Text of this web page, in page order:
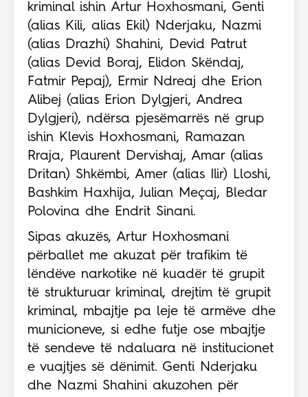
kriminal ishin Artur Hoxhosmani, Genti
(alias Kili, alias Ekil) Nderjaku, Nazmi
(alias Drazhi) Shahini, Devid Patrut
(alias Devid Boraj, Elidon Skëndaj,
Fatmir Pepaj), Ermir Ndreaj dhe Erion
Alibej (alias Erion Dylgjeri, Andrea
Dylgjeri), ndërsa pjesëmarrës në grup
ishin Klevis Hoxhosmani, Ramazan
Rraja, Plaurent Dervishaj, Amar (alias
Dritan) Shkëmbi, Amer (alias Ilir) Lloshi,
Bashkim Haxhija, Julian Meçaj, Bledar
Polovina dhe Endrit Sinani.
Sipas akuzës, Artur Hoxhosmani
përballet me akuzat për trafikim të
lëndëve narkotike në kuadër të grupit
të strukturuar kriminal, drejtim të grupit
kriminal, mbajtje pa leje të armëve dhe
municioneve, si edhe futje ose mbajtje
të sendeve të ndaluara në institucionet
e vuajtjes së dënimit. Genti Nderjaku
dhe Nazmi Shahini akuzohen për